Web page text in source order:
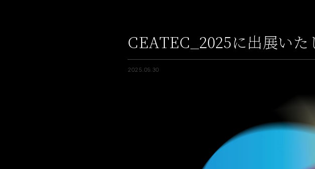
CEATEC_2025に出展いた
2025.09.30